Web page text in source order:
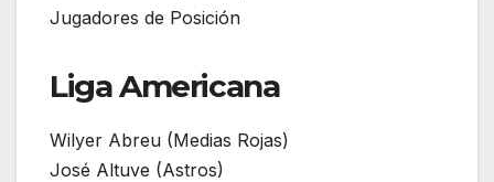
Jugadores de Posición
Liga Americana
Wilyer Abreu (Medias Rojas)
José Altuve (Astros)